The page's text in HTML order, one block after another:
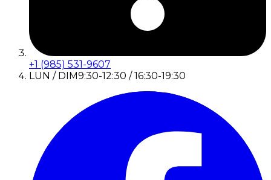
+1 (985) 531-9607
LUN / DIM9:30-12:30 / 16:30-19:30